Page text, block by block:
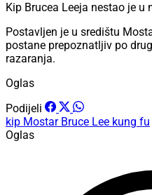
Kip Brucea Leeja nestao je u
Postavljen je u središtu
postane prepoznatljiv po
razaranja.
Oglas
Podijeli
kip Mostar Bruce Lee kung fu
Oglas